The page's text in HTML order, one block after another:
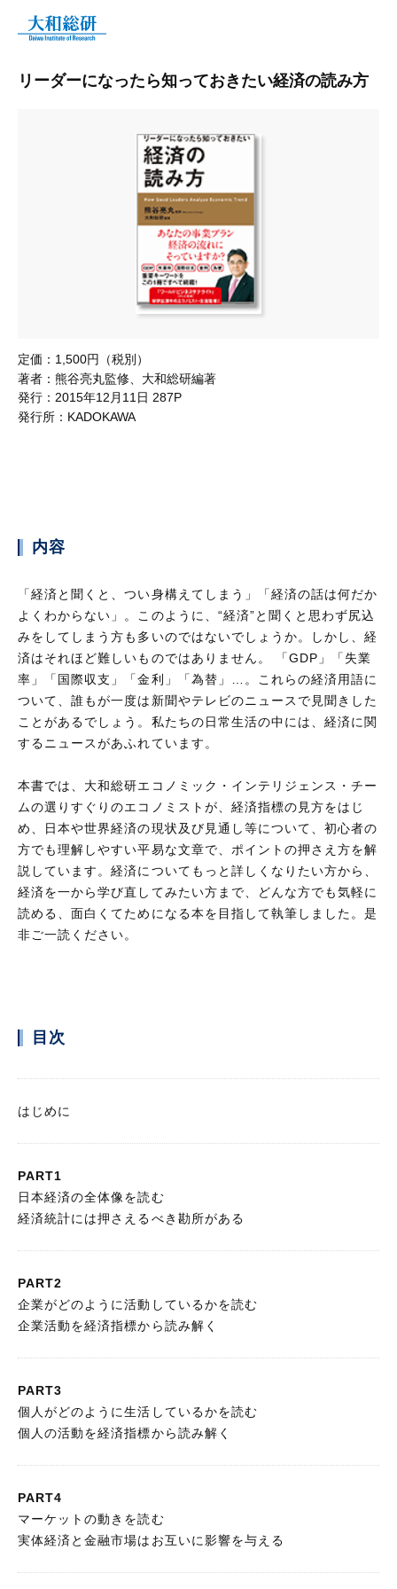
リーダーになったら知っておきたい経済の読み方
定価： 1,500円（税別）
著者： 熊谷亮丸監修、大和総研編著
発行： 2015年12月11日 287P
発行所： KADOKAWA
内容
「経済と聞くと、つい身構えてしまう」「経済の話は何だか
よくわからない」。このように、“経済”と聞くと思わず尻込
みをしてしまう方も多いのではないでしょうか。しかし、経
済はそれほど難しいものではありません。 「GDP」「失業
率」「国際収支」「金利」「為替」…。これらの経済用語に
ついて、誰もが一度は新聞やテレビのニュースで見聞きした
ことがあるでしょう。私たちの日常生活の中には、経済に関
するニュースがあふれています。
本書では、大和総研エコノミック・インテリジェンス・チー
ムの選りすぐりのエコノミストが、経済指標の見方をはじ
め、日本や世界経済の現状及び見通し等について、初心者の
方でも理解しやすい平易な文章で、ポイントの押さえ方を解
説しています。経済についてもっと詳しくなりたい方から、
経済を一から学び直してみたい方まで、どんな方でも気軽に
読める、面白くてためになる本を目指して執筆しました。是
非ご一読ください。
目次
はじめに
PART1
日本経済の全体像を読む
経済統計には押さえるべき勘所がある
PART2
企業がどのように活動しているかを読む
企業活動を経済指標から読み解く
PART3
個人がどのように生活しているかを読む
個人の活動を経済指標から読み解く
PART4
マーケットの動きを読む
実体経済と金融市場はお互いに影響を与える